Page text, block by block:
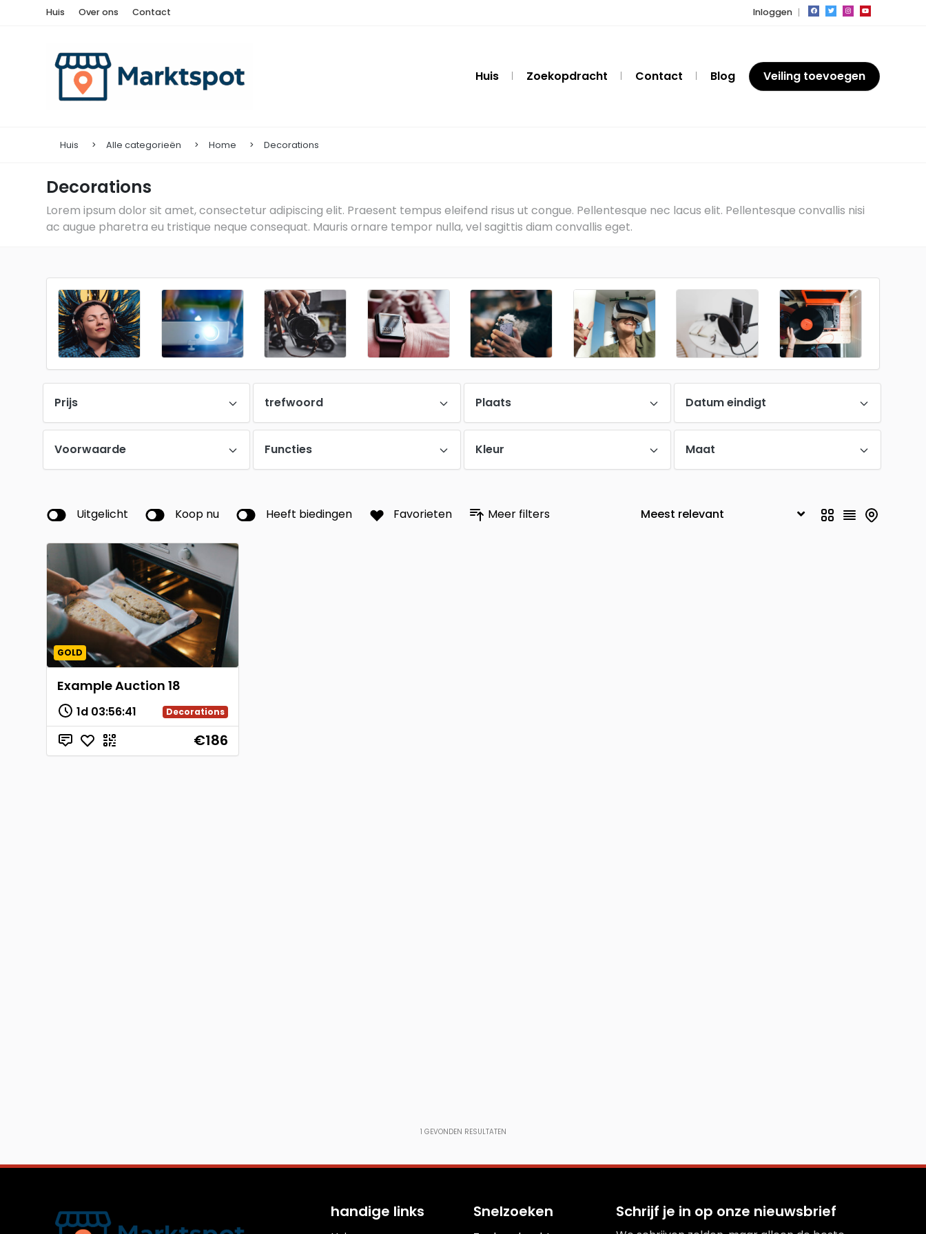
Huis Over ons Contact Inloggen
Huis Zoekopdracht Contact Blog Veiling toevoegen
Huis Alle categorieën Home Decorations
Decorations
Lorem ipsum dolor sit amet, consectetur adipiscing elit. Praesent tempus eleifend risus ut congue. Pellentesque nec lacus elit. Pellentesque convallis nisi
ac augue pharetra eu tristique neque consequat. Mauris ornare tempor nulla, vel sagittis diam convallis eget.
Prijs trefwoord Plaats Datum eindigt
Voorwaarde Functies Kleur Maat
Uitgelicht Koop nu Heeft biedingen Favorieten Meer filters
GOLD
Example Auction 18
1d 03:56:41 Decorations
€186
1 GEVONDEN RESULTATEN
handige links Snelzoeken Schrijf je in op onze nieuwsbrief